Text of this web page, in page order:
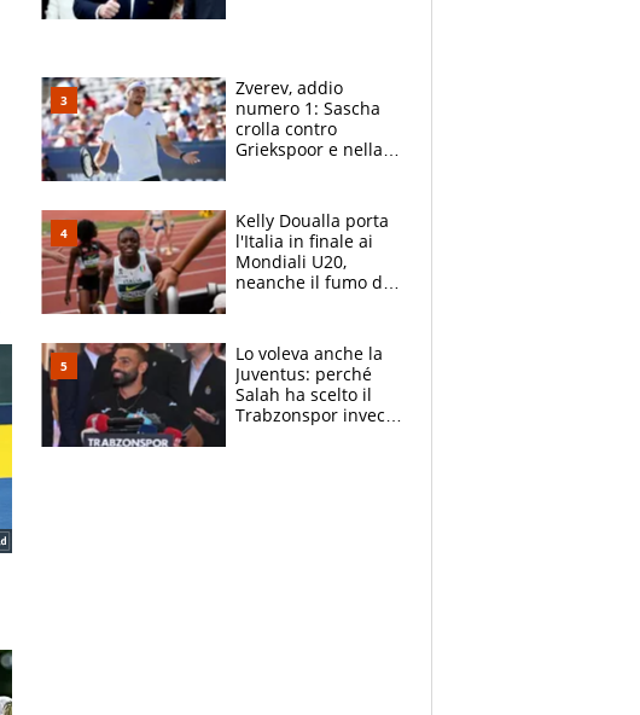
Zverev, addio
numero 1: Sascha
crolla contro
Griekspoor e nella
terzo. Quanti malori
a Montreal
Kelly Doualla porta
l'Italia in finale ai
Mondiali U20,
neanche il fumo di
Lo voleva anche la
Juventus: perché
Salah ha scelto il
Trabzonspor invece